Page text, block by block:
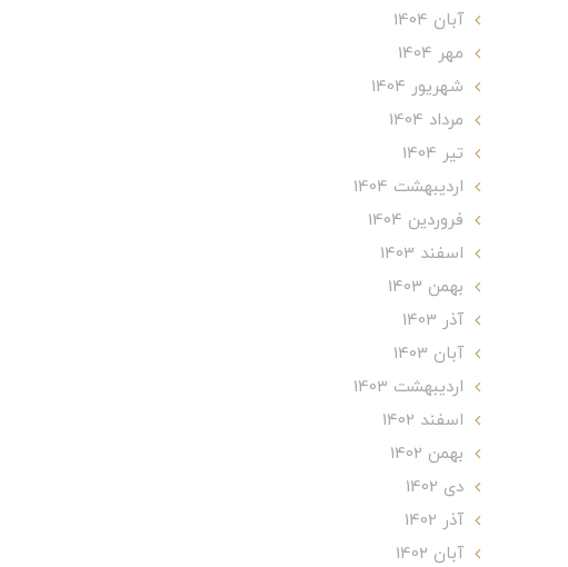
آبان 1404
مهر 1404
شهریور 1404
مرداد 1404
تير 1404
ارديبهشت 1404
فروردین 1404
اسفند 1403
بهمن 1403
آذر 1403
آبان 1403
ارديبهشت 1403
اسفند 1402
بهمن 1402
دی 1402
آذر 1402
آبان 1402